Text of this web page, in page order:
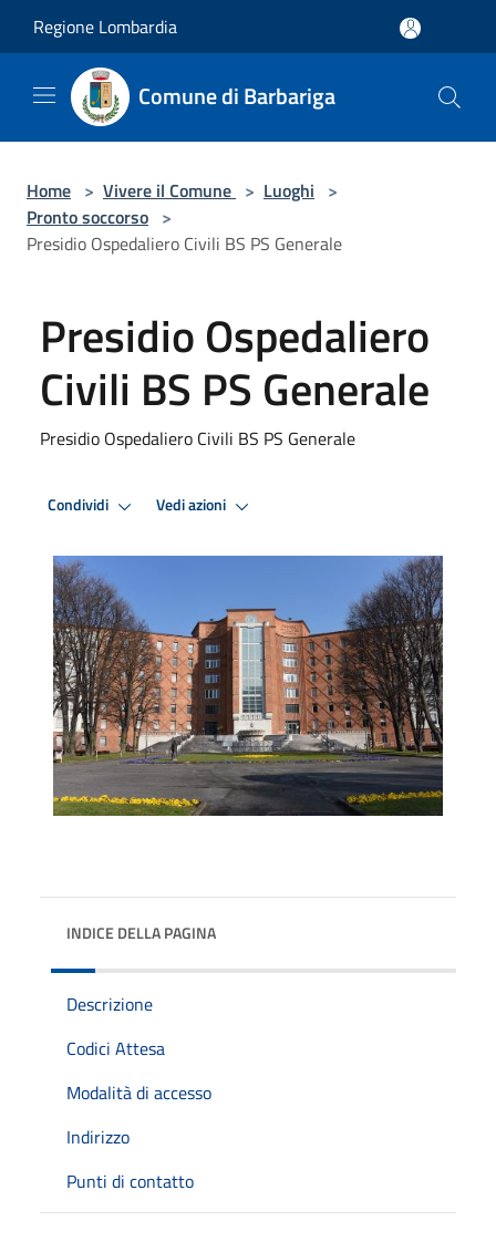
Regione Lombardia
Comune di Barbariga
Home > Vivere il Comune > Luoghi >
Pronto soccorso >
Presidio Ospedaliero Civili BS PS Generale
Presidio Ospedaliero
Civili BS PS Generale
Presidio Ospedaliero Civili BS PS Generale
Condividi Vedi azioni
INDICE DELLA PAGINA
Descrizione
Codici Attesa
Modalità di accesso
Indirizzo
Punti di contatto